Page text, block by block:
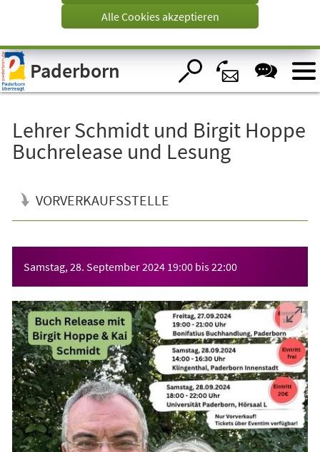
Visuelle
Assistenzsoftware
öffnen.
Alle Cookies akzeptieren
Paderborn
Lehrer Schmidt und Birgit Hoppe
Buchrelease und Lesung
VORVERKAUFSSTELLE
Samstag, 28. September 2024 19:00 bis22:00